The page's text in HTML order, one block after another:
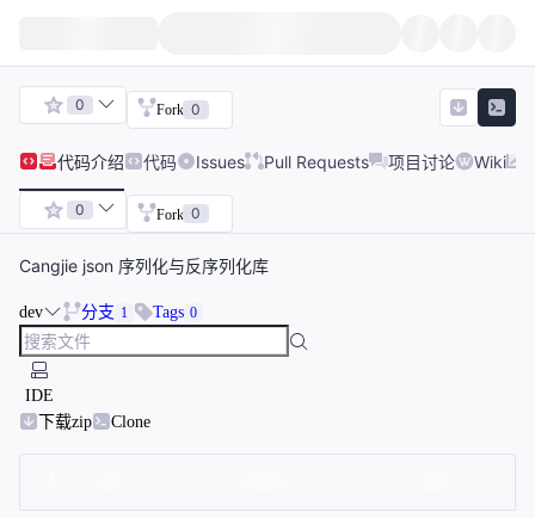
0 Fork 0
代码介绍 代码 Issues Pull Requests 项目讨论 Wiki
0 Fork 0
Cangjie json 序列化与反序列化库
dev 分支 1 Tags 0
IDE
下载zip
Clone